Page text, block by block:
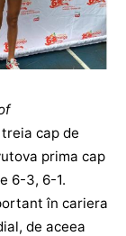
cap de
prima cap
6-3, 6-1.
în cariera
de aceea